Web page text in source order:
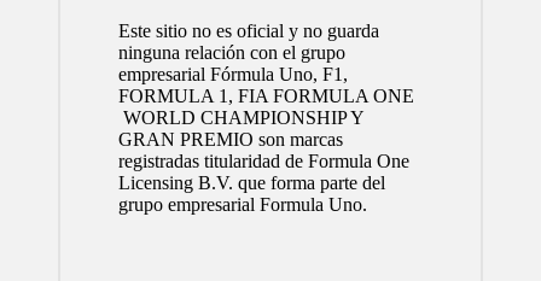
Este sitio no es oficial y no guarda
ninguna relación con el grupo
empresarial Fórmula Uno, F1,
FORMULA 1, FIA FORMULA ONE
WORLD CHAMPIONSHIP Y
GRAN PREMIO son marcas
registradas titularidad de Formula One
Licensing B.V. que forma parte del
grupo empresarial Formula Uno.